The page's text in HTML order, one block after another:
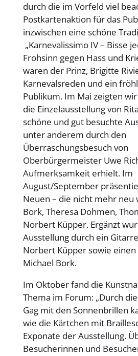
durch die im Vorfeld viel
Postkartenaktion für das
inzwischen eine schöne
„Karnevalissimo IV – Bisse
Frohsinn gegen Hass und
waren der Prinz, Brigitte
Karnevalsreden und ein
Publikum. Im Mai zeigten wir
die Einzelausstellung von
schöne und gut besuchte
unter anderem durch den
Überraschungsbesuch von
Oberbürgermeister Uwe
Aufmerksamkeit erhielt. Im
August/September
Neuen – die nicht mehr neu
Bork, Theresa Dohmen,
Norbert Küpper. Ergänzt
Ausstellung durch ein
Norbert Küpper sowie einen
Michael Bork.
Im Oktober fand die
Thema im Forum: „Durch
Gag mit den Sonnenbrillen
wie die Kärtchen mit
Exponate der Ausstellung.
Besucherinnen und